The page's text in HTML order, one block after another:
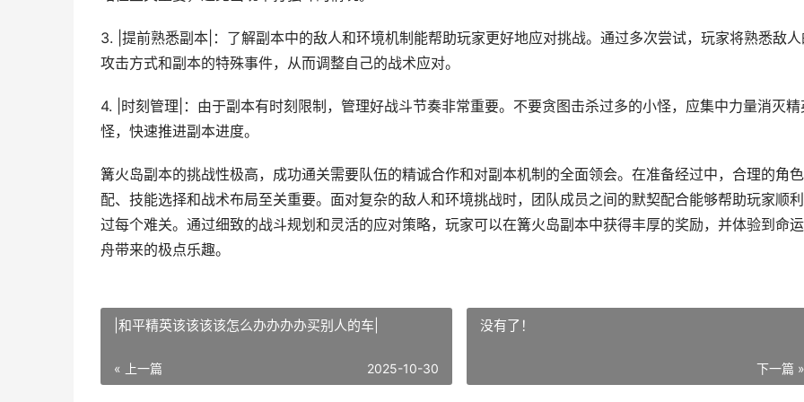
3. |提前熟悉副本|：了解副本中的敌人和环境机制能帮助玩家更好地应对挑战。通过多次尝试，玩家将熟悉敌人
攻击方式和副本的特殊事件，从而调整自己的战术应对。
4. |时刻管理|：由于副本有时刻限制，管理好战斗节奏非常重要。不要贪图击杀过多的小怪，应集中力量消灭精
怪，快速推进副本进度。
篝火岛副本的挑战性极高，成功通关需要队伍的精诚合作和对副本机制的全面领会。在准备经过中，合理的角
配、技能选择和战术布局至关重要。面对复杂的敌人和环境挑战时，团队成员之间的默契配合能够帮助玩家顺
过每个难关。通过细致的战斗规划和灵活的应对策略，玩家可以在篝火岛副本中获得丰厚的奖励，并体验到命
舟带来的极点乐趣。
|和平精英该该该该怎么办办办办买别人的车|
« 上一篇 2025-10-30
没有了！
下一篇 »